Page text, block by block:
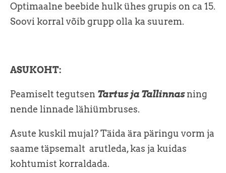
Optimaalne beebide hulk ühes grupis on ca 15.
Soovi korral võib grupp olla ka suurem.
ASUKOHT:
Peamiselt tegutsen Tartus ja Tallinnasning
nende linnade lähiümbruses.
Asute kuskil mujal? Täida ära päringu vorm ja
saame täpsemalt arutleda, kas ja kuidas
kohtumist korraldada.